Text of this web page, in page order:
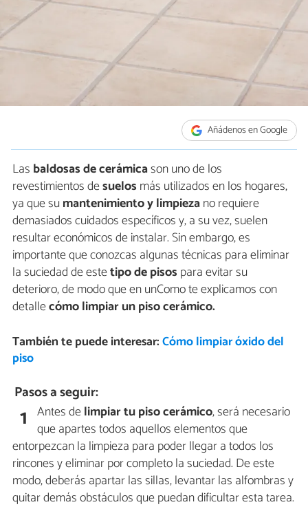
Añádenos en Google
Las baldosasde cerámicason uno de los
revestimientos desuelos más utilizados en los hogares,
ya que sumantenimiento y limpiezano requiere
demasiados cuidados específicos y, a su vez, suelen
resultar económicos de instalar. Sin embargo, es
importante que conozcas algunas técnicas para eliminar
la suciedad de estetipo de pisos para evitar su
deterioro, de modo que en unComo te explicamos con
detallecómo limpiar un piso cerámico.
También te puede interesar:Cómo limpiar óxido del
piso
Pasos a seguir:
1 Antes delimpiar tu piso cerámico, será necesario
que apartes todos aquellos elementos que
entorpezcan la limpieza para poder llegar a todos los
rincones y eliminar por completo la suciedad. De este
modo, deberás apartar las sillas, levantar las alfombras y
quitar demás obstáculos que puedan dificultar esta tarea.